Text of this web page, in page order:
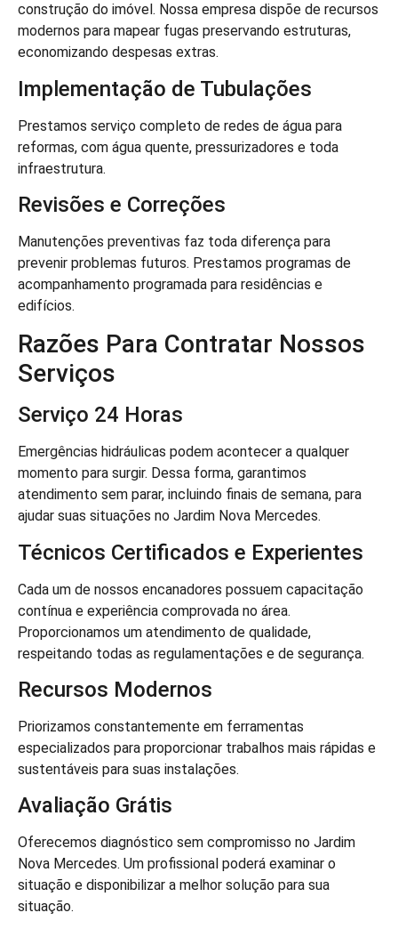
construção do imóvel. Nossa empresa dispõe de recursos
modernos para mapear fugas preservando estruturas,
economizando despesas extras.
Implementação de Tubulações
Prestamos serviço completo de redes de água para
reformas, com água quente, pressurizadores e toda
infraestrutura.
Revisões e Correções
Manutenções preventivas faz toda diferença para
prevenir problemas futuros. Prestamos programas de
acompanhamento programada para residências e
edifícios.
Razões Para Contratar Nossos
Serviços
Serviço 24 Horas
Emergências hidráulicas podem acontecer a qualquer
momento para surgir. Dessa forma, garantimos
atendimento sem parar, incluindo finais de semana, para
ajudar suas situações no Jardim Nova Mercedes.
Técnicos Certificados e Experientes
Cada um de nossos encanadores possuem capacitação
contínua e experiência comprovada no área.
Proporcionamos um atendimento de qualidade,
respeitando todas as regulamentações e de segurança.
Recursos Modernos
Priorizamos constantemente em ferramentas
especializados para proporcionar trabalhos mais rápidas e
sustentáveis para suas instalações.
Avaliação Grátis
Oferecemos diagnóstico sem compromisso no Jardim
Nova Mercedes. Um profissional poderá examinar o
situação e disponibilizar a melhor solução para sua
situação.